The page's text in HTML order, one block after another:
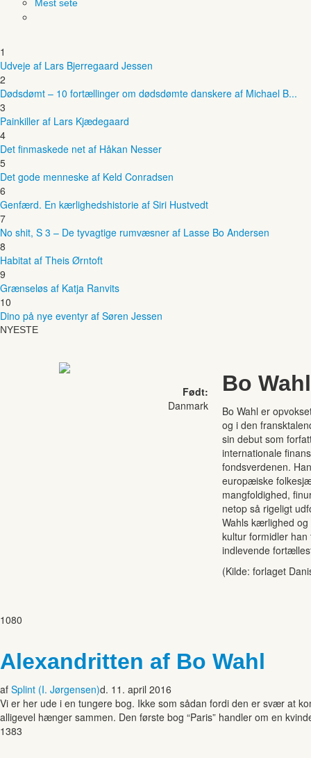
Mest sete
1
Udveje af Lars Bjerregaard Jessen
2
Dødsdømt – 10 fortællinger om dødsdømte danskere af Michael B...
3
Painkiller af Lars Kjædegaard
4
Det finmaskede net af Håkan Nesser
5
Det gode menneske af Keld Conradsen
6
Genfærd. En kærlighedshistorie af Siri Hustvedt
7
No shit, S 3 – De tyvagtige rumvæsner af Lasse Bo Andersen
8
Habitat af Theis Ørntoft
9
Grænseløs af Katja Ranvits
10
Dino på nye eventyr af Søren Jessen
NYESTE
Født:
Danmark
Bo Wahl
Bo Wahl er
og i den
sin debut som
internationale
fondsverdenen.
europæiske
mangfoldighed,
netop så rigeligt
Wahls kærlighed
kultur formidler
indlevende
(Kilde: forlaget
1080
Alexandritten af Bo Wahl
af Splint (I. Jørgensen)d. 11. april 2016
Vi er her ude i en tungere bog. Ikke som sådan fordi den er svær at
alligevel hænger sammen. Den første bog “Paris” handler om en
1383